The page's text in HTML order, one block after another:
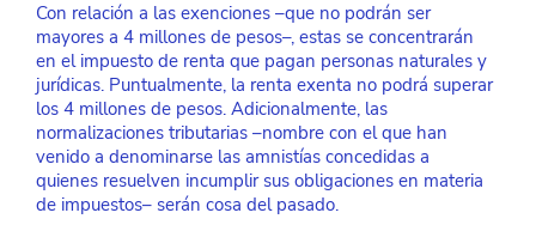
Con relación a las exenciones –que no podrán ser
mayores a 4 millones de pesos–, estas se concentrarán
en el impuesto de renta que pagan personas naturales y
jurídicas. Puntualmente, la renta exenta no podrá superar
los 4 millones de pesos. Adicionalmente, las
normalizaciones tributarias –nombre con el que han
venido a denominarse las amnistías concedidas a
quienes resuelven incumplir sus obligaciones en materia
de impuestos– serán cosa del pasado.